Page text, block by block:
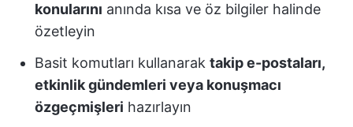
konularını anında kısa ve öz bilgiler halinde
özetleyin
Basit komutları kullanarak takip e-postaları,
etkinlik gündemleri veya konuşmacı
özgeçmişleri hazırlayın